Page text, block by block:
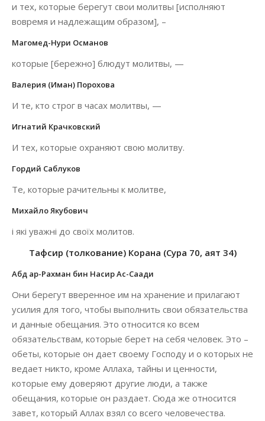
и тех, которые берегут свои молитвы [исполняют
вовремя и надлежащим образом], –
Магомед-Нури Османов
которые [бережно] блюдут молитвы, —
Валерия (Иман) Порохова
И те, кто строг в часах молитвы, —
Игнатий Крачковский
И тех, которые охраняют свою молитву.
Гордий Саблуков
Те, которые рачительны к молитве,
Михайло Якубович
і які уважні до своїх молитов.
Тафсир (толкование) Корана (Сура 70, аят 34)
Абд ар-Рахман бин Насир Ас-Саади
Они берегут вверенное им на хранение и прилагают
усилия для того, чтобы выполнить свои обязательства
и данные обещания. Это относится ко всем
обязательствам, которые берет на себя человек. Это –
обеты, которые он дает своему Господу и о которых не
ведает никто, кроме Аллаха, тайны и ценности,
которые ему доверяют другие люди, а также
обещания, которые он раздает. Сюда же относится
завет, который Аллах взял со всего человечества.